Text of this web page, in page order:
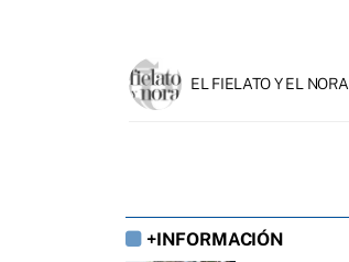
EL FIELATO Y EL NORA
+INFORMACIÓN